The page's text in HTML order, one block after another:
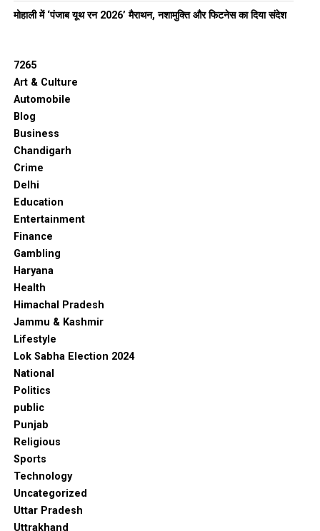
मोहाली में ‘पंजाब यूथ रन 2026’ मैराथन, नशामुक्ति और फिटनेस का दिया संदेश
7265
Art & Culture
Automobile
Blog
Business
Chandigarh
Crime
Delhi
Education
Entertainment
Finance
Gambling
Haryana
Health
Himachal Pradesh
Jammu & Kashmir
Lifestyle
Lok Sabha Election 2024
National
Politics
public
Punjab
Religious
Sports
Technology
Uncategorized
Uttar Pradesh
Uttrakhand